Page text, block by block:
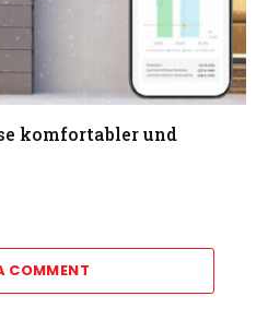
komfortabler und
COMMENT